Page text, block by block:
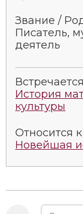
Звание /
Пи­са­тель,
дея­тель
История
культуры
Относится
Новейшая